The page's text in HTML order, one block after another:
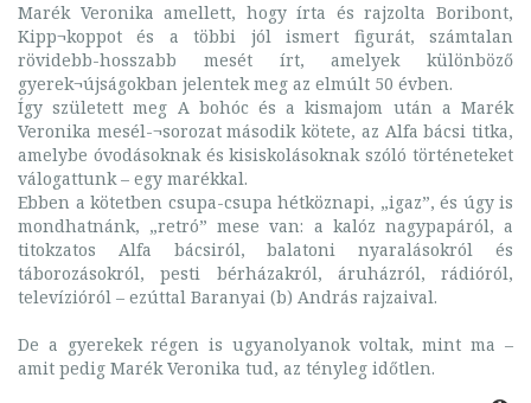
Marék Veronika amellett, hogy írta és rajzolta Boribont,
Kipp¬koppot és a többi jól ismert figurát, számtalan
rövidebb-hosszabb mesét írt, amelyek különböző
gyerek¬újságokban jelentek meg az elmúlt 50 évben.
Így született meg A bohóc és a kismajom után a Marék
Veronika mesél-¬sorozat második kötete, az Alfa bácsi titka,
amelybe óvodásoknak és kisiskolásoknak szóló történeteket
válogattunk – egy marékkal.
Ebben a kötetben csupa-csupa hétköznapi, „igaz”, és úgy is
mondhatnánk, „retró” mese van: a kalóz nagypapáról, a
titokzatos Alfa bácsiról, balatoni nyaralásokról és
táborozásokról, pesti bérházakról, áruházról, rádióról,
televízióról – ezúttal Baranyai (b) András rajzaival.
De a gyerekek régen is ugyanolyanok voltak, mint ma –
amit pedig Marék Veronika tud, az tényleg időtlen.